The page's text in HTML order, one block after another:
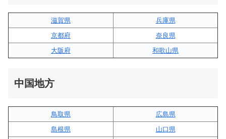
滋賀県
兵庫県
京都府
奈良県
大阪府
和歌山県
中国地方
鳥取県
広島県
島根県
山口県